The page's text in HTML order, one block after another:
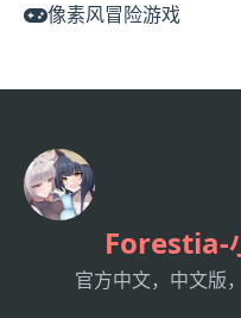
像素风冒险游戏
Forestia-
官方中文，中文版